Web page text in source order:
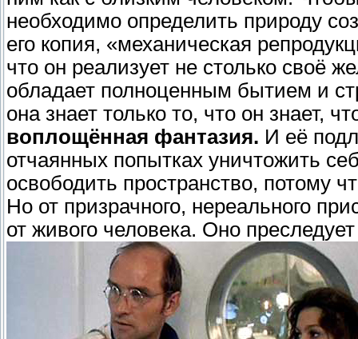
необходимо определить природу
его копия, «механическая
что он реализует не столько своё
обладает полноценным бытием и
она знает только то, что он знает,
воплощённая фантазия. И её
отчаянных попытках уничтожить
освободить пространство, потому
Но от призрачного, нереального
от живого человека. Оно